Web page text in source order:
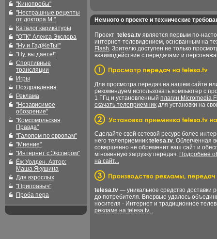
"Кинопробы"
"Нестрашные рецепты
от доктора М."
Каталог карикатуры
"ОТК" Алекса Экслера
"Ну и ГадЖеТы!"
"Ну, вы даете!"
Спортивные
трансляции
Игры
Поздравления
Реклама
"Независимое
обозрение"
"Комсомольская
Правда"
"Галопом по европам"
"Мнение"
"Интернет с Экслером"
Ёж Уолден. Автор:
Маша Якушина
Для взрослых
"Приправыч"
Проба пера
Немного о проекте и технические
Проект telesa.tv является первым по-
интернет-телевидением, основанным на
Flash. Зрителю доступен не только
взаимодействие с передачами и
Для просмотра передач на нашем сайте
рекомендуем использовать компьютер с
1 ГГц и установленный плагин Micromedia
скачать телеприемник для установки на
Сделайте свой сетевой ресурс более
него телеприемник telesa.tv. Облегченная
совершенно не обременит ваш сайт и
мгновенную загрузку передач. Подробнее
на сайт...
telesa.tv — уникальное средство доставки
до потребителя. Впервые удалось
носителя - Интернет и традиционное
рекламе на telesa.tv...